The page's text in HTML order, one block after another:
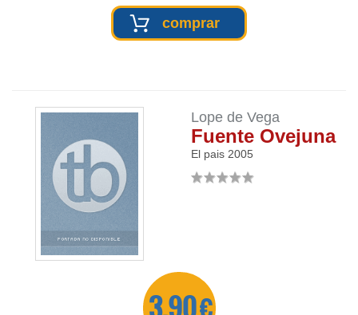
comprar
Lope de Vega
Fuente Ovejuna
El pais 2005